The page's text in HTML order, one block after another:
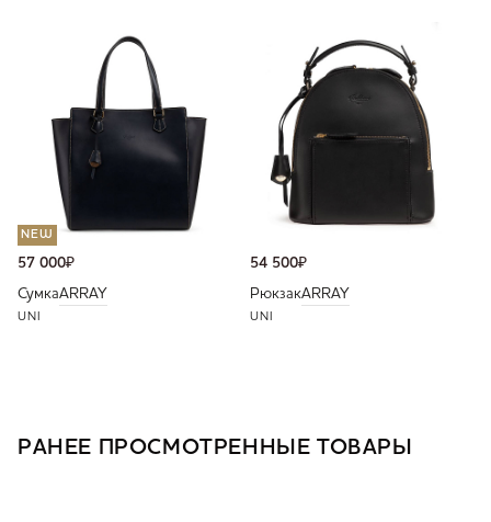
NEW
57 000₽
СумкаARRAY
UNI
54 500₽
РюкзакARRAY
UNI
РАНЕЕ ПРОСМОТРЕННЫЕ ТОВАРЫ